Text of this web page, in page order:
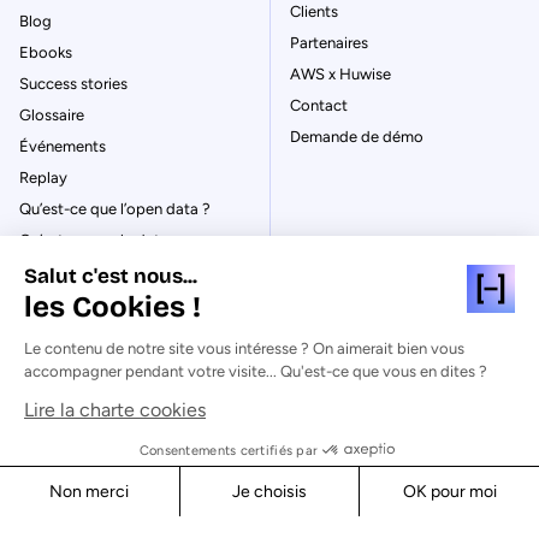
Blog
Ebooks
Success stories
Glossaire
Événements
Replay
Qu’est-ce que l’open data ?
Qu’est-ce que le data
La gouvernance des données
Qu’est-ce qu’un data catalog ?
Clients
Partenaires
AWS x Huwise
Contact
Demande de démo
Politique de Confidentialité
Salut c'est nous...
les Cookies !
Le contenu de notre site vous intéresse ? On aimerait bien vous
accompagner pendant votre visite... Qu'est-ce que vous en dites ?
Lire la charte cookies
Consentements certifiés par
Non merci Je choisis
OK pour moi